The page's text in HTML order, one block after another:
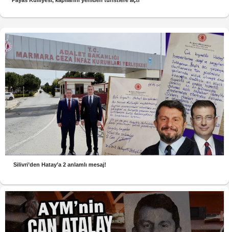
Silivri’den Hatay’a 2 anlamlı mesaj!